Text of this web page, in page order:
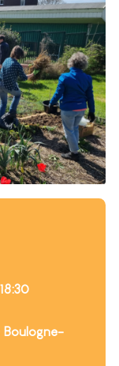
Boulogne-